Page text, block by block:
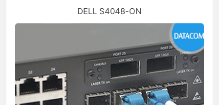
DELL S4048-ON